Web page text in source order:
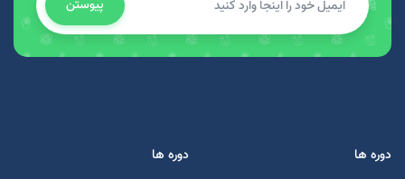
پیوستن
دوره ها دوره ها